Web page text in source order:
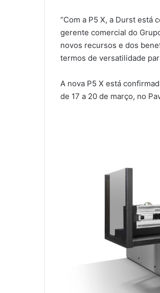
“Com a P5 X, a Durst está
gerente comercial do
novos recursos e dos
termos de versatilidade
A nova P5 X está
de 17 a 20 de março, no